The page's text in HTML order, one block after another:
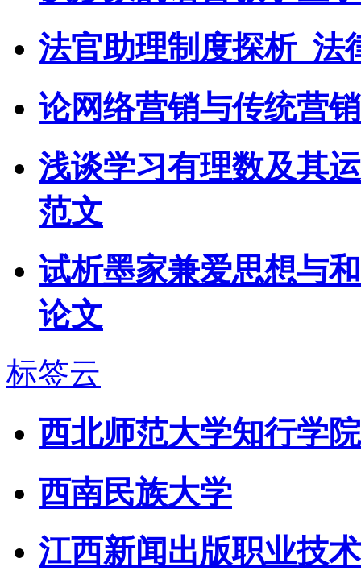
法官助理制度探析_法
论网络营销与传统营
浅谈学习有理数及其
范文
试析墨家兼爱思想与
论文
标签云
西北师范大学知行学院
西南民族大学
江西新闻出版职业技